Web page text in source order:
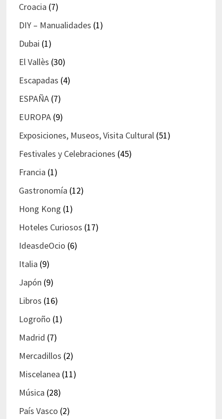
Croacia (7)
DIY – Manualidades (1)
Dubai (1)
El Vallès (30)
Escapadas (4)
ESPAÑA(7)
EUROPA(9)
Exposiciones, Museos, Visita Cultural(51)
Festivales y Celebraciones (45)
Francia (1)
Gastronomía (12)
Hong Kong (1)
Hoteles Curiosos (17)
IdeasdeOcio (6)
Italia (9)
Japón (9)
Libros (16)
Logroño (1)
Madrid (7)
Mercadillos (2)
Miscelanea (11)
Música (28)
País Vasco (2)